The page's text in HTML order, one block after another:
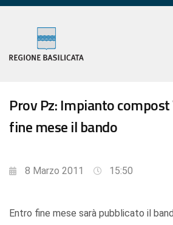
Prov Pz: Impianto
fine mese il bando
8 Marzo 2011 15:50
Entro fine mese sarà pubblicato il